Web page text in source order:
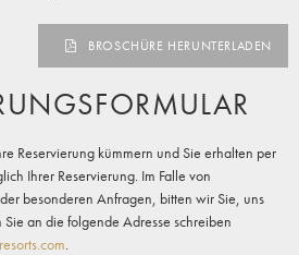
BROSCHÜRE HERUNTERLADEN
Reservierung kümmern und Sie erhalten per
Ihrer Reservierung. Im Falle von
besonderen Anfragen, bitten wir Sie, uns
an die folgende Adresse schreiben
.